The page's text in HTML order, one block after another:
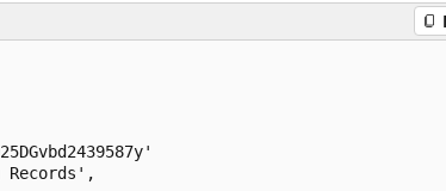
Records',